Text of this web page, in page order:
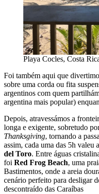
Playa Cocles, Costa
Foi também aqui que
sobre uma corda ou fita
argentinos com quem
argentina mais popular)
Depois, atravessámos a
longa e exigente, sobretudo
Thanksgiving, tornando a
assim, cada uma das 5h valeu
del Toro. Entre águas
foi Red Frog Beach, uma
Bastimentos, onde a areia
cenário perfeito para desligar
descontraído das Caraíbas